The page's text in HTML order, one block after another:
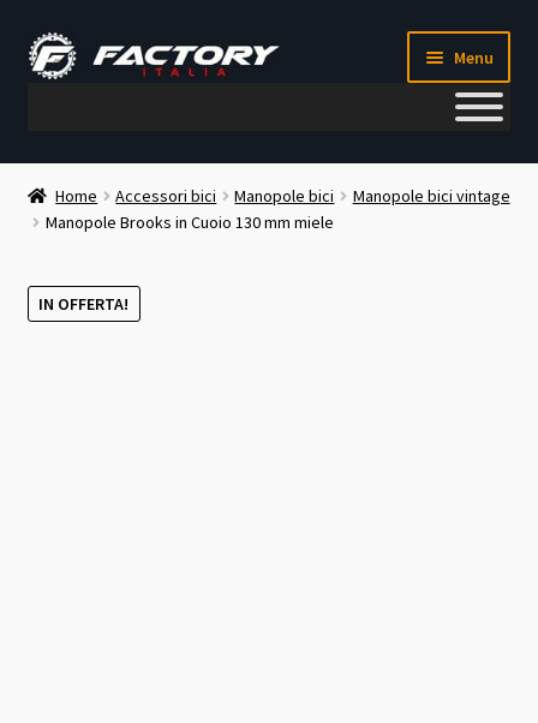
Vai
alla
Vai
al
Menu
Il mio account
Metodi di pagamento
Chi siamo
Home Accessori bici Manopole bici
Manopole bici vintage
Manopole Brooks in Cuoio 130 mm miele
IN OFFERTA!